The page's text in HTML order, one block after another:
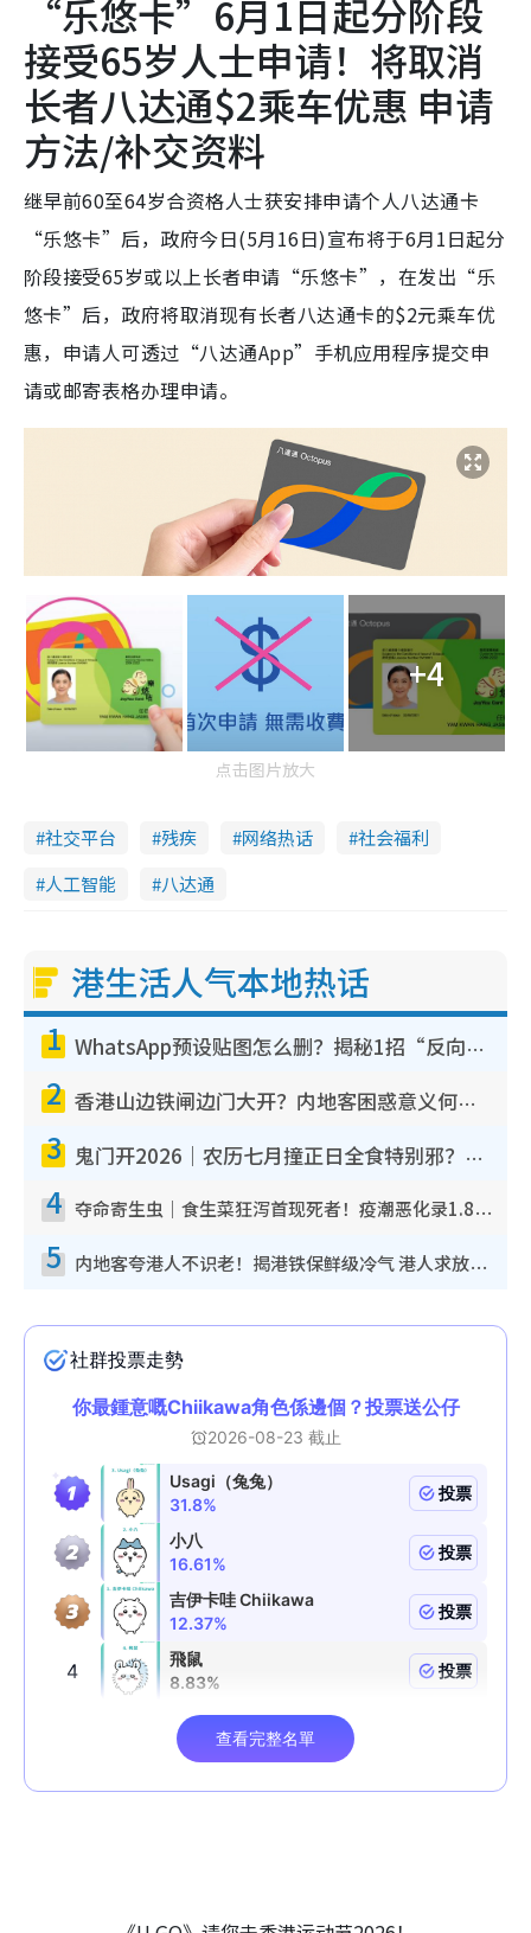
“乐悠卡”6月1日起分阶段
接受65岁人士申请！将取消
长者八达通$2乘车优惠 申请
方法/补交资料
继早前60至64岁合资格人士获安排申请个人八达通卡
“乐悠卡”后，政府今日(5月16日)宣布将于6月1日起分
阶段接受65岁或以上长者申请“乐悠卡”，在发出“乐
悠卡”后，政府将取消现有长者八达通卡的$2元乘车优
惠，申请人可透过“八达通App”手机应用程序提交申
请或邮寄表格办理申请。
+4
点击图片放大
社交平台 残疾 网络热话
社会福利
人工智能
八达通
港生活人气本地热话
1 WhatsApp预设贴图怎么删？揭秘1招“反向操作”还原简洁界面 附3步实测教程
2 香港山边铁闸边门大开？内地客困惑意义何在！网友神回复：这种叫法理性防御
3 鬼门开2026｜农历七月撞正日全食特别邪？专家警告切忌做一事！揭4大禁忌+2招保平安
4 夺命寄生虫｜食生菜狂泻首现死者！疫潮恶化录1.8万宗病例 揭洗菜3大谬误
5 内地客夸港人不识老！揭港铁保鲜级冷气 港人求放过：别投诉